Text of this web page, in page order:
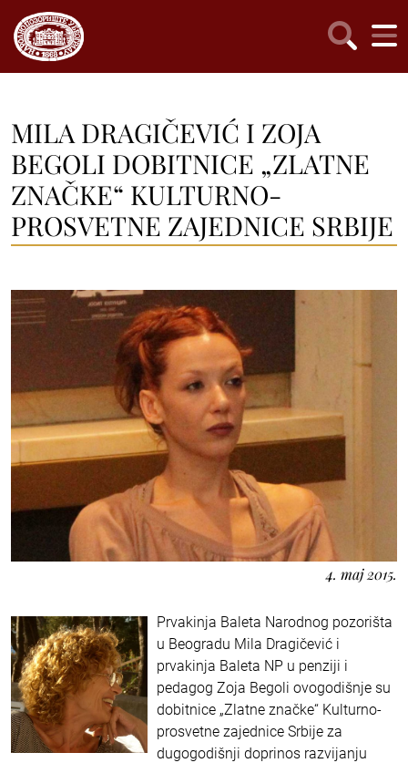
MILA DRAGIČEVIĆ I ZOJA
BEGOLI DOBITNICE „ZLATNE
ZNAČKE“ KULTURNO-
PROSVETNE ZAJEDNICE SRBIJE
4. maj 2015.
Prvakinja Baleta Narodnog pozorišta
u Beogradu Mila Dragičević i
prvakinja Baleta NP u penziji i
pedagog Zoja Begoli ovogodišnje su
dobitnice „Zlatne značke“ Kulturno-
prosvetne zajednice Srbije za
dugogodišnji doprinos razvijanju